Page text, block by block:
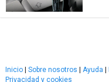
Inicio Sobre nosotros Ayuda
Privacidad y cookies